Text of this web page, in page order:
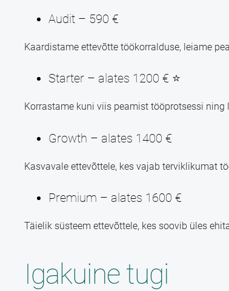
Audit – 590 €
Kaardistame ettevõtte töökorralduse, leiame
Starter – alates 1200 € ⭐
Korrastame kuni viis peamist tööprotsessi
Growth – alates 1400 €
Kasvavale ettevõttele, kes vajab terviklikumat
Premium – alates 1600 €
Täielik süsteem ettevõttele, kes soovib üles
Igakuine tugi